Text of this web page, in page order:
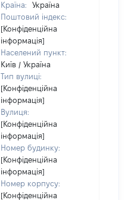
Країна:
Україна
Поштовий індекс:
[Конфіденційна
інформація]
Населений пункт:
Київ / Україна
Тип вулиці:
[Конфіденційна
інформація]
Вулиця:
[Конфіденційна
інформація]
Номер будинку:
[Конфіденційна
інформація]
Номер корпусу:
[Конфіденційна